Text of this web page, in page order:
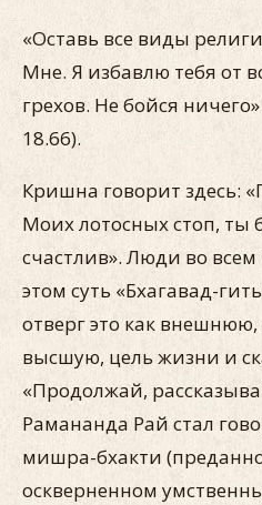
«Оставь все виды
Мне. Я избавлю тебя от
грехов. Не бойся
18.66).
Кришна говорит здесь:
Моих лотосных стоп, ты
счастлив». Люди во
этом суть «Бхагавад-
отверг это как
высшую, цель жизни и
«Продолжай,
Рамананда Рай стал
мишра-бхакти
оскверненном